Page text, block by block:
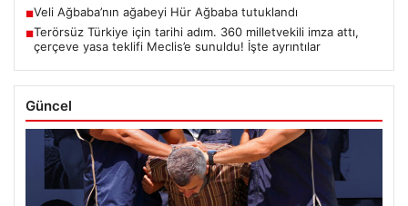
■Veli Ağbaba’nın ağabeyi Hür Ağbaba tutuklandı
■Terörsüz Türkiye için tarihi adım. 360 milletvekili imza attı,
çerçeve yasa teklifi Meclis’e sunuldu! İşte ayrıntılar
Güncel